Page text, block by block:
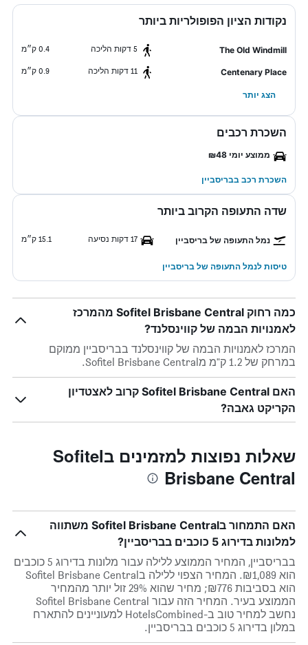
נקודות הציון הפופולריות ביותר
The Old Windmill 5 דקות הליכה 0.4 ק״מ
Centenary Place 11 דקות הליכה 0.9 ק״מ
הצג יותר
השכרת רכבים
ממוצע יומי ₪48
השכרת רכב בבריסביין
שדה התעופה הקרוב ביותר
נמל התעופה של בריסביין 17 דקות נסיעה 15.1 ק״מ
טיסות לנמל התעופה של בריסביין
כמה רחוק Sofitel Brisbane Central מהמרכז
לאמנויות הבמה של קווינסלנד?
המרכז לאמנויות הבמה של קווינסלנד בבריסביין ממוקם
במרחק של 1.2 ק"מ מSofitel Brisbane Central.
האם Sofitel Brisbane Central קרוב לאצטדיון
הקריקט גאבה?
שאלות נפוצות למזמינים בSofitel
Brisbane Central
האם התמחור בSofitel Brisbane Central משתווה
למלונות בדירוג 5 כוכבים בבריסביין?
בבריסביין, המחיר הממוצע ללילה עבור מלונות בדירוג 5 כוכבים
הוא ₪1,089. המחיר הצפוי ללילה בSofitel Brisbane Central
הוא בסביבות ₪776; מחיר שהוא 29% זול יותר מהמחיר
הממוצע בעיר. המחיר הזה עבור Sofitel Brisbane Central
נחשב למחיר טוב ב-HotelsCombined למעוניינים להתארח
במלון בדירוג 5 כוכבים בבריסביין.